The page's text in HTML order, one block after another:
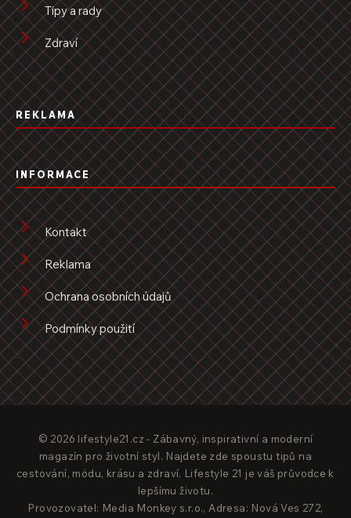
Tipy a rady
Zdraví
REKLAMA
INFORMACE
Kontakt
Reklama
Ochrana osobních údajů
Podmínky použití
© 2026 lifestyle21.cz - Zábavný, inspirativní a moderní
magazín pro životní styl. Najdete zde spoustu tipů na
cestování, módu, krásu a zdraví. Lifestyle 21 je váš průvodce k
lepšímu životu.
Provozovatel: Media Monkey s.r.o., Adresa: Nová Ves 272,